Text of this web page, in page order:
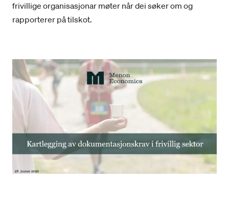
frivillige organisasjonar møter når dei søker om og
rapporterer på tilskot.